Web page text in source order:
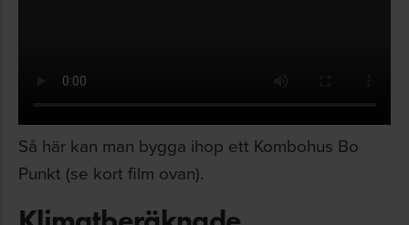
Så här kan man bygga ihop ett Kombohus Bo
Punkt (se kort film ovan).